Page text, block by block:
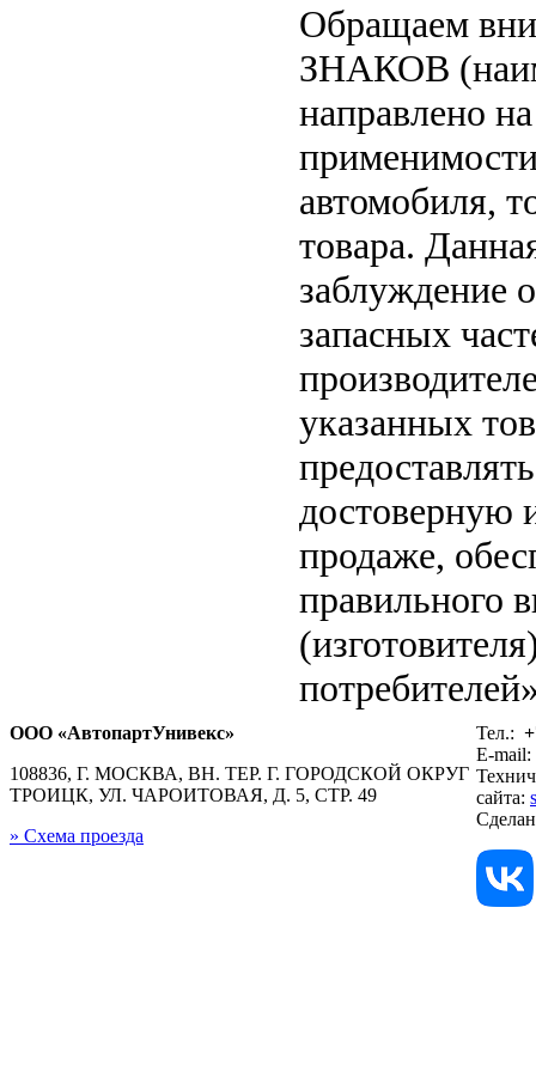
Обращаем
ЗНАКОВ
направлено
автомобиля,
товара.
заблуждение
запасных
указанных
достоверную
продаже,
правильного
ООО «АвтопартУнивекс»
108836, Г. МОСКВА, ВН. ТЕР. Г. ГОРОДСКОЙ ОКРУГ
ТРОИЦК, УЛ. ЧАРОИТОВАЯ, Д. 5, СТР. 49
» Схема проезда
Тел.:
E-mail:
сайта: